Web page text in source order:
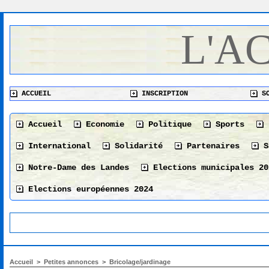
ACCUEIL INSCRIPTION
Accueil Economie Politique Sports
International Solidarité Partenaires
Notre-Dame des Landes Elections municipales
Elections européennes 2024
Accueil > Petites annonces > Bricolage/jardinage